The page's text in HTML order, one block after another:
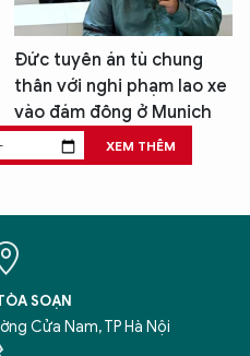
Đức tuyên án tù chung
thân với nghi phạm lao xe
vào đám đông ở Munich
XEM THÊM
SOẠN
Cửa Nam, TP Hà Nội